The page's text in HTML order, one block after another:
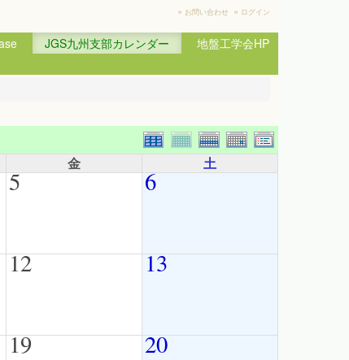
» お問い合わせ » ログイン
JGS九州支部カレンダー
地盤工学会HP
金 土
5 6
12 13
19 20